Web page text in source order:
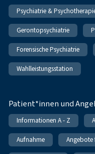
Psychiatrie &
Gerontopsychiatrie
Forensische Psychiatrie
Wahlleistungsstation
Patient*innen und
Informationen A - Z
Aufnahme Angebote